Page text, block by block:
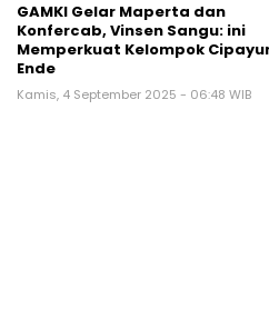
GAMKI Gelar Maperta dan
Konfercab, Vinsen Sangu: ini
Memperkuat Kelompok
Ende
Kamis, 4 September 2025 - 06:48 WIB